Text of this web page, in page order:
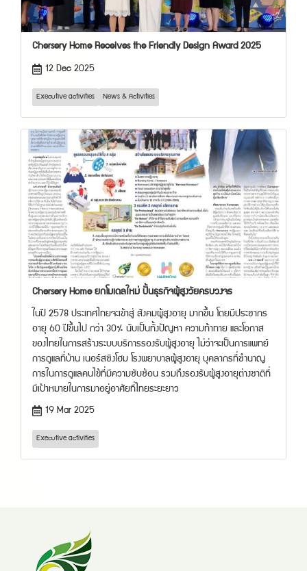
Chersery Home Receives the Friendly Design Award 2025
12 Dec 2025
Executive activities News & Activities
Chersery Home ยกโมเดลใหม่ ปั้นธุรกิจผู้สูงวัยครบวงจร
ในปี 2578 ประเทศไทยจะเข้าสู่ สังคมผู้สูงอายุ มากขึ้น โดยมีประชากร
อายุ 60 ปีขึ้นไป กว่า 30% นับเป็นทั้งปัญหา ความท้าทาย และโอกาส
ของไทยในการสร้างระบบบริการรองรับผู้สูงอายุ ไม่ว่าจะเป็นการแพทย์
การดูแลที่บ้าน เนอร์สซิงโฮม โรงพยาบาลผู้สูงอายุ บุคลากรที่ชำนาญ
การในการดูแลคนไข้ที่มีความซับซ้อน รวมถึงรองรับผู้สูงอายุต่างชาติที่
มีเป้าหมายในการมาอยู่อาศัยที่ไทยระยะยาว
19 Mar 2025
Executive activities